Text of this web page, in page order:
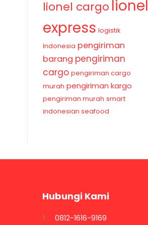
lionel cargo lionel
express logistik
Indonesia pengiriman
barang pengiriman
cargo pengiriman cargo
murah pengiriman kargo
pengiriman murah smart
indonesian seafood
Hubungi Kami
0812-1616-9169